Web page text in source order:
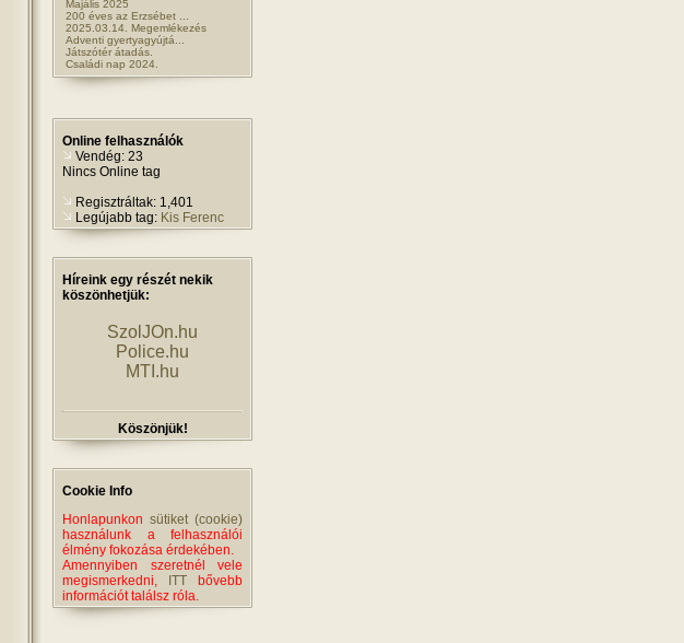
Majális 2025
200 éves az Erzsébet ...
2025.03.14. Megemlékezés
Adventi gyertyagyújtá...
Játszótér átadás.
Családi nap 2024.
Online felhasználók
Vendég: 23
Nincs Online tag
Regisztráltak: 1,401
Legújabb tag: Kis Ferenc
Híreink egy részét nekik
köszönhetjük:
SzolJOn.hu
Police.hu
MTI.hu
Köszönjük!
Cookie Info
Honlapunkon sütiket (cookie)
használunk a felhasználói
élmény fokozása érdekében.
Amennyiben szeretnél vele
megismerkedni,
ITT bővebb
információt találsz róla.